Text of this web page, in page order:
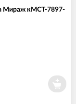
Мираж кМСТ-7897-